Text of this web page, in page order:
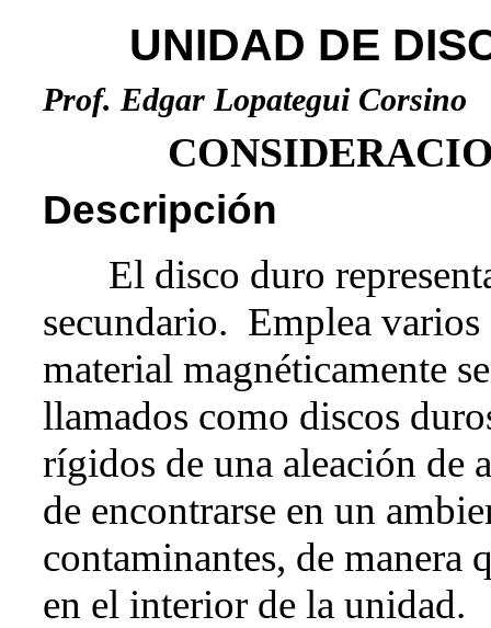
UNIDAD DE
Prof. Edgar Lopategui Corsino
Descripción
El disco duro
secundario. Emplea
material magnéticamente
llamados como discos
rígidos de una aleación de
de encontrarse en un
contaminantes, de manera
en el interior de la unidad.